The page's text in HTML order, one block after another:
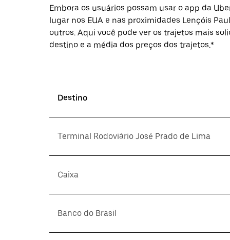
Embora os usuários possam usar o app da
lugar nos EUA e nas proximidades Lençóis
outros. Aqui você pode ver os trajetos mais
destino e a média dos preços dos trajetos.*
Destino
Terminal Rodoviário José Prado de Lima
Caixa
Banco do Brasil